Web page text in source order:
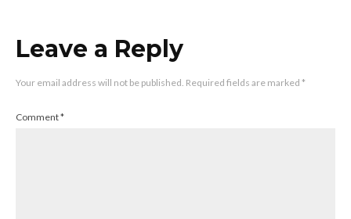
Leave a Reply
Your email address will not be published. Required fields are marked *
Comment*